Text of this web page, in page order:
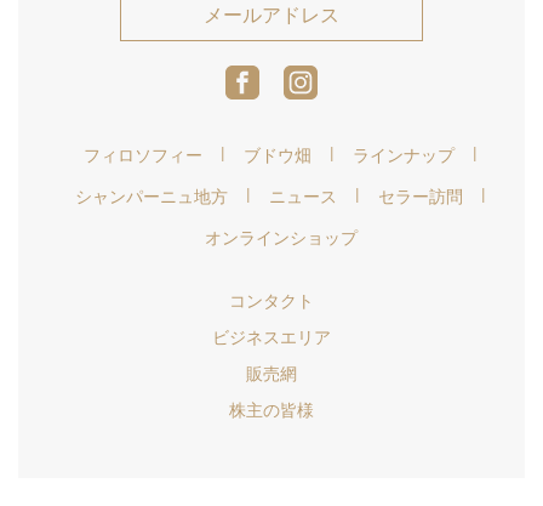
メールアドレス
フィロソフィー ブドウ畑
ラインナップ
シャンパーニュ地方
ニュース
セラー訪問
オンラインショップ
コンタクト
ビジネスエリア
販売網
株主の皆様